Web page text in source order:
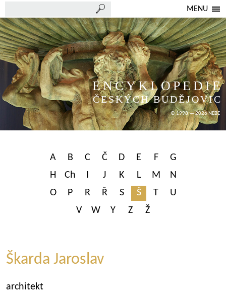
MENU
ENCYKLOPEDIE
ČESKÝCH BUDĚJOVIC
© 1998 — 2026 NEBE
A B C Č D E F
G
H
Ch I J K L M
N
O
P R Ř S Š T
U
V
W Y Z Ž
Škarda Jaroslav
architekt